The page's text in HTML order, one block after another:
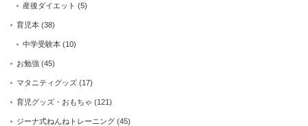
産後ダイエット (5)
育児本 (38)
中学受験本 (10)
お勉強 (45)
マタニティグッズ (17)
育児グッズ・おもちゃ (121)
ジーナ式ねんねトレーニング (45)